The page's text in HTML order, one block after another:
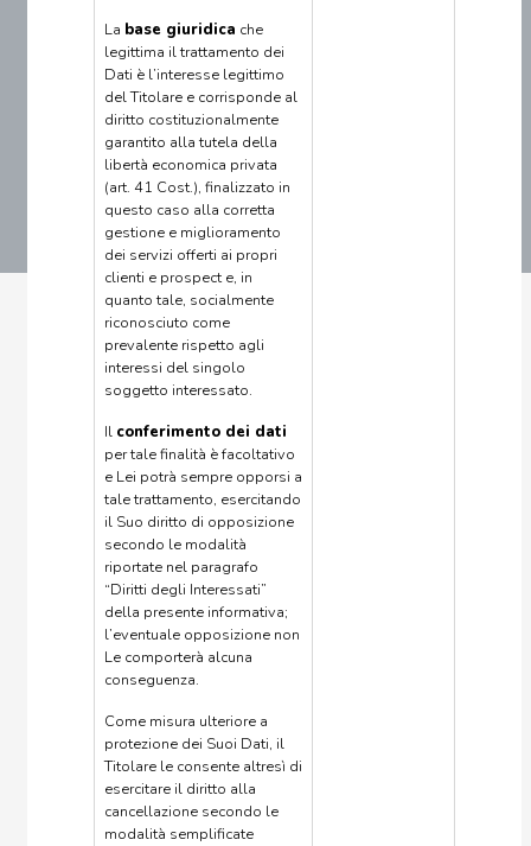
La base giuridica che
legittima il trattamento dei
Dati è l’interesse legittimo
del Titolare e corrisponde al
diritto costituzionalmente
garantito alla tutela della
libertà economica privata
(art. 41 Cost.), finalizzato in
questo caso alla corretta
gestione e miglioramento
dei servizi offerti ai propri
clienti e prospect e, in
quanto tale, socialmente
riconosciuto come
prevalente rispetto agli
interessi del singolo
soggetto interessato.
Il conferimento dei dati
per tale finalità è facoltativo
e Lei potrà sempre opporsi a
tale trattamento, esercitando
il Suo diritto di opposizione
secondo le modalità
riportate nel paragrafo
“Diritti degli Interessati”
della presente informativa;
l’eventuale opposizione non
Le comporterà alcuna
conseguenza.
Come misura ulteriore a
protezione dei Suoi Dati, il
Titolare le consente altresì di
esercitare il diritto alla
cancellazione secondo le
modalità semplificate